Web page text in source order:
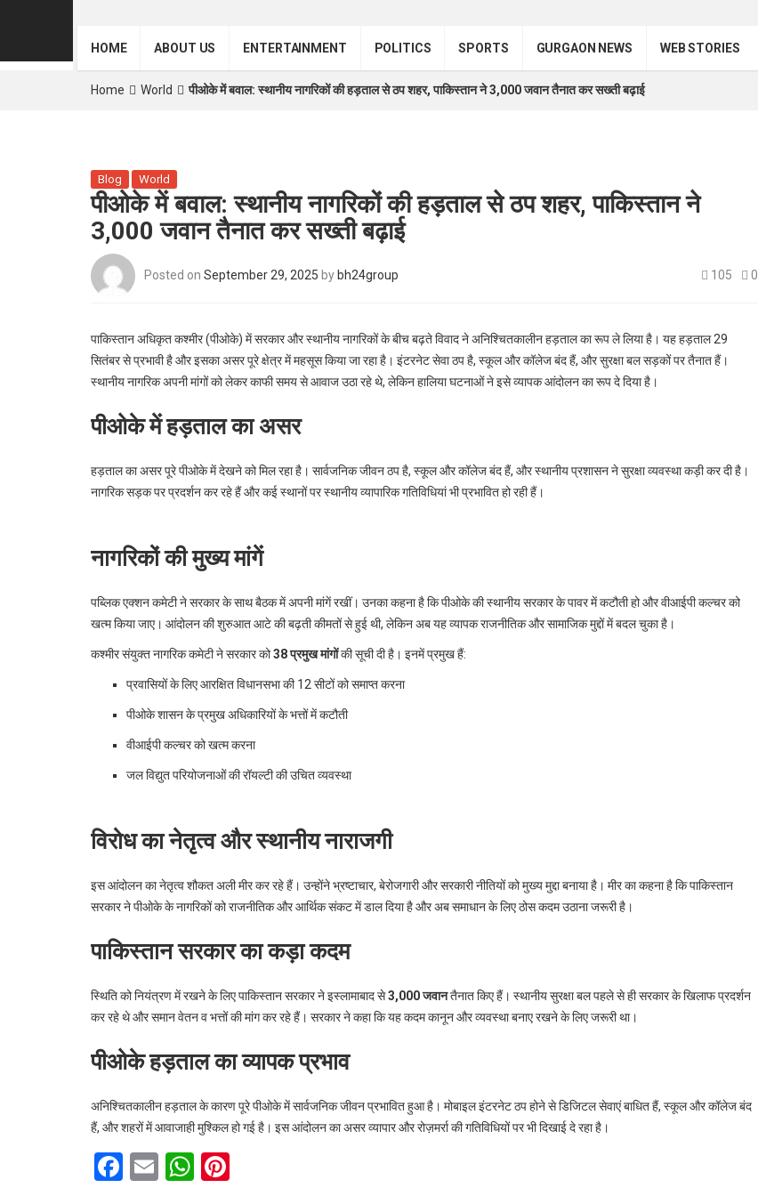
HOME ABOUT US ENTERTAINMENT POLITICS SPORTS GURGAON NEWS WEB STORIES
Home World पीओके में बवाल: स्थानीय नागरिकों की हड़ताल से ठप शहर, पाकिस्तान ने 3,000 जवान तैनात कर सख्ती बढ़ाई
Blog World
पीओके में बवाल: स्थानीय नागरिकों की हड़ताल से ठप शहर, पाकिस्तान ने
3,000 जवान तैनात कर सख्ती बढ़ाई
Posted on September 29, 2025 by bh24group 105 0
पाकिस्तान अधिकृत कश्मीर (पीओके) में सरकार और स्थानीय नागरिकों के बीच बढ़ते विवाद ने अनिश्चितकालीन हड़ताल का रूप ले लिया है। यह हड़ताल 29
सितंबर से प्रभावी है और इसका असर पूरे क्षेत्र में महसूस किया जा रहा है। इंटरनेट सेवा ठप है, स्कूल और कॉलेज बंद हैं, और सुरक्षा बल सड़कों पर तैनात हैं।
स्थानीय नागरिक अपनी मांगों को लेकर काफी समय से आवाज उठा रहे थे, लेकिन हालिया घटनाओं ने इसे व्यापक आंदोलन का रूप दे दिया है।
पीओके में हड़ताल का असर
हड़ताल का असर पूरे पीओके में देखने को मिल रहा है। सार्वजनिक जीवन ठप है, स्कूल और कॉलेज बंद हैं, और स्थानीय प्रशासन ने सुरक्षा व्यवस्था कड़ी कर दी है।
नागरिक सड़क पर प्रदर्शन कर रहे हैं और कई स्थानों पर स्थानीय व्यापारिक गतिविधियां भी प्रभावित हो रही हैं।
नागरिकों की मुख्य मांगें
पब्लिक एक्शन कमेटी ने सरकार के साथ बैठक में अपनी मांगें रखीं। उनका कहना है कि पीओके की स्थानीय सरकार के पावर में कटौती हो और वीआईपी कल्चर को
खत्म किया जाए। आंदोलन की शुरुआत आटे की बढ़ती कीमतों से हुई थी, लेकिन अब यह व्यापक राजनीतिक और सामाजिक मुद्दों में बदल चुका है।
कश्मीर संयुक्त नागरिक कमेटी ने सरकार को38 प्रमुख मांगोंकी सूची दी है। इनमें प्रमुख हैं:
प्रवासियों के लिए आरक्षित विधानसभा की 12 सीटों को समाप्त करना
पीओके शासन के प्रमुख अधिकारियों के भत्तों में कटौती
वीआईपी कल्चर को खत्म करना
जल विद्युत परियोजनाओं की रॉयल्टी की उचित व्यवस्था
विरोध का नेतृत्व और स्थानीय नाराजगी
इस आंदोलन का नेतृत्व शौकत अली मीर कर रहे हैं। उन्होंने भ्रष्टाचार, बेरोजगारी और सरकारी नीतियों को मुख्य मुद्दा बनाया है। मीर का कहना है कि पाकिस्तान
सरकार ने पीओके के नागरिकों को राजनीतिक और आर्थिक संकट में डाल दिया है और अब समाधान के लिए ठोस कदम उठाना जरूरी है।
पाकिस्तान सरकार का कड़ा कदम
स्थिति को नियंत्रण में रखने के लिए पाकिस्तान सरकार ने इस्लामाबाद से3,000 जवानतैनात किए हैं। स्थानीय सुरक्षा बल पहले से ही सरकार के खिलाफ प्रदर्शन
कर रहे थे और समान वेतन व भत्तों की मांग कर रहे हैं। सरकार ने कहा कि यह कदम कानून और व्यवस्था बनाए रखने के लिए जरूरी था।
पीओके हड़ताल का व्यापक प्रभाव
अनिश्चितकालीन हड़ताल के कारण पूरे पीओके में सार्वजनिक जीवन प्रभावित हुआ है। मोबाइल इंटरनेट ठप होने से डिजिटल सेवाएं बाधित हैं, स्कूल और कॉलेज बंद
हैं, और शहरों में आवाजाही मुश्किल हो गई है। इस आंदोलन का असर व्यापार और रोज़मर्रा की गतिविधियों पर भी दिखाई दे रहा है।
F
E
W